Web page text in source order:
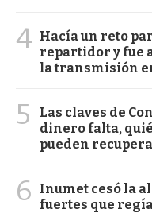
4 Hacía un reto
repartidor y fue
la transmisión
5
Las claves de
dinero falta,
pueden
6
Inumet cesó la
fuertes que